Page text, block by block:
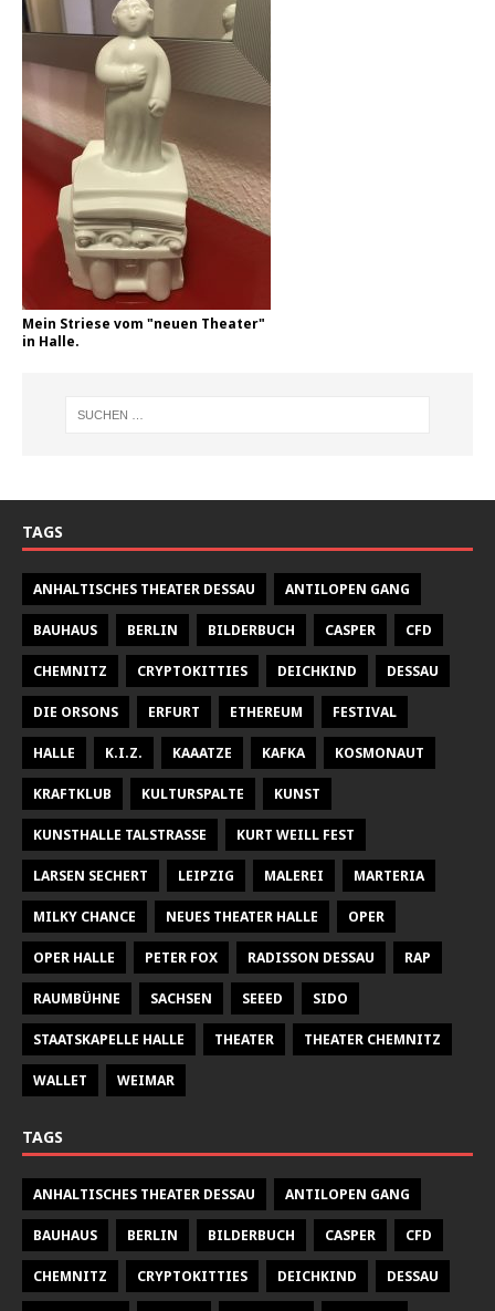
Mein Striese vom "neuen Theater"
in Halle.
TAGS
ANHALTISCHES THEATER DESSAU ANTILOPEN GANG
BAUHAUS BERLIN BILDERBUCH CASPER CFD
CHEMNITZ CRYPTOKITTIES DEICHKIND DESSAU
DIE ORSONS ERFURT ETHEREUM FESTIVAL
HALLE K.I.Z. KAAATZE KAFKA KOSMONAUT
KRAFTKLUB KULTURSPALTE KUNST
KUNSTHALLE TALSTRASSE KURT WEILL FEST
LARSEN SECHERT LEIPZIG MALEREI MARTERIA
MILKY CHANCE NEUES THEATER HALLE OPER
OPER HALLE PETER FOX RADISSON DESSAU RAP
RAUMBÜHNE SACHSEN SEEED SIDO
STAATSKAPELLE HALLE THEATER THEATER CHEMNITZ
WALLET WEIMAR
TAGS
ANHALTISCHES THEATER DESSAU ANTILOPEN GANG
BAUHAUS BERLIN BILDERBUCH CASPER CFD
CHEMNITZ CRYPTOKITTIES DEICHKIND DESSAU